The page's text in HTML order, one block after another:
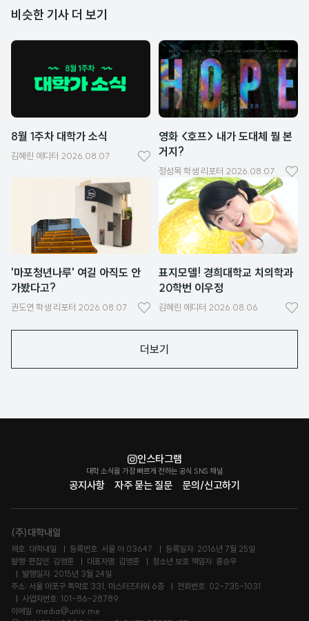
비슷한 기사 더 보기
8월 1주차 대학가 소식
김혜린 에디터 2026.08.07
좋
영화 <호프> 내가 도대체 뭘 본
거지?
정성목학생 리포터 2026.08.07
좋
요
'마포청년나루' 여길 아직도 안
가봤다고?
권도연 학생 리포터 2026.08.07
좋
요
표지모델! 경희대학교 치의학과
20학번 이우정
김혜린 에디터 2026.08.06
좋
더보기
공지사항 자주 묻는 질문 문의/신고하기
인스타그램
대학 소식을 가장 빠르게 전하는 공식 SNS 채널
(주)대학내일
제호: 대학내일 등록번호: 서울 아 03647
등록일자: 2016년 7월 25일
발행·편집인: 김영훈
대표자명: 김영훈
청소년 보호 책임자: 홍승우
발행일자: 2015년 3월 24일
주소: 서울 마포구 독막로 331, 마스터즈타워 6층
전화번호: 02-735-1031
사업자번호: 101-86-28789
이메일: media@univ.me